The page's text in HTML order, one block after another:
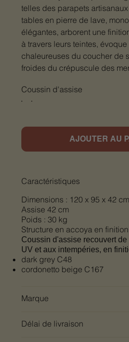
telles des parapets
tables en pierre de lave,
élégantes, arborent une
à travers leurs teintes,
chaleureuses du coucher de
froides du crépuscule des
Coussin d'assise
AJOUTER AU
Caractéristiques
Dimensions : 120 x 95 x 42 cm
Assise 42 cm
Poids : 30 kg
Structure en accoya en
Coussin d'assise recouvert
UV et aux intempéries, en
dark grey C48
cordonetto beige C167
Marque
Délai de livraison